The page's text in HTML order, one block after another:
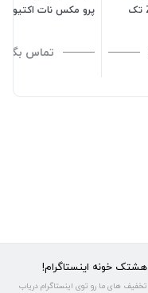
پرو مکس نات اکتیو ZD/A تک
گیگابایت تماس
هشتک خونه اینستاگرام!
تخفیف های ما رو توی اینستاگرام دریاب